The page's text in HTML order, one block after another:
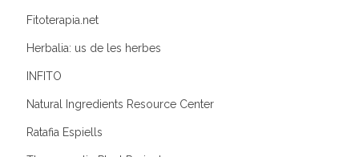
Fitoterapia.net
Herbalia: us de les herbes
INFITO
Natural Ingredients Resource Center
Ratafia Espiells